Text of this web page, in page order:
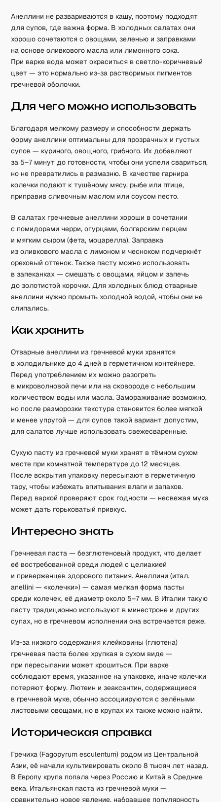
Анеллини не развариваются в кашу, поэтому подходят
для супов, где важна форма. В холодных салатах они
хорошо сочетаются с овощами, зеленью и заправками
на основе оливкового масла или лимонного сока.
При варке вода может окраситься в светло-коричневый
цвет — это нормально из-за растворимых пигментов
гречневой оболочки.
Для чего можно использовать
Благодаря мелкому размеру и способности держать
форму анеллини оптимальны для прозрачных и густых
супов — куриного, овощного, грибного. Их добавляют
за 5–7 минут до готовности, чтобы они успели свариться,
но не превратились в размазню. В качестве гарнира
колечки подают к тушёному мясу, рыбе или птице,
приправив сливочным маслом или соусом песто.
В салатах гречневые анеллини хороши в сочетании
с помидорами черри, огурцами, болгарским перцем
и мягким сыром (фета, моцарелла). Заправка
из оливкового масла с лимоном и чесноком подчеркнёт
ореховый оттенок. Также пасту можно использовать
в запеканках — смешать с овощами, яйцом и запечь
до золотистой корочки. Для холодных блюд отварные
анеллини нужно промыть холодной водой, чтобы они не
слипались.
Как хранить
Отварные анеллини из гречневой муки хранятся
в холодильнике до 4 дней в герметичном контейнере.
Перед употреблением их можно разогреть
в микроволновой печи или на сковороде с небольшим
количеством воды или масла. Замораживание возможно,
но после разморозки текстура становится более мягкой
и менее упругой — для супов такой вариант допустим,
для салатов лучше использовать свежесваренные.
Сухую пасту из гречневой муки хранят в тёмном сухом
месте при комнатной температуре до 12 месяцев.
После вскрытия упаковку пересыпают в герметичную
тару, чтобы избежать впитывания влаги и запахов.
Перед варкой проверяют срок годности — несвежая мука
может дать горьковатый привкус.
Интересно знать
Гречневая паста — безглютеновый продукт, что делает
её востребованной среди людей с целиакией
и приверженцев здорового питания. Анеллини (итал.
anellini — «колечки») — самая мелкая форма пасты
среди колечек, её диаметр около 5–7 мм. В Италии такую
пасту традиционно используют в минестроне и других
супах, но в гречневом исполнении она встречается реже.
Из-за низкого содержания клейковины (глютена)
гречневая паста более хрупкая в сухом виде —
при пересыпании может крошиться. При варке
соблюдают время, указанное на упаковке, иначе колечки
потеряют форму. Лютеин и зеаксантин, содержащиеся
в гречневой муке, обычно ассоциируются с зелёными
листовыми овощами, но в крупах их также можно найти.
Историческая справка
Гречиха (Fagopyrum esculentum) родом из Центральной
Азии, её начали культивировать около 8 тысяч лет назад.
В Европу крупа попала через Россию и Китай в Средние
века. Итальянская паста из гречневой муки —
сравнительно новое явление, набравшее популярность